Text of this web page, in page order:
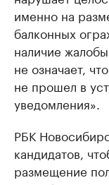
именно на
балконных
наличие
не означает,
не прошел в
уведомления».
РБК
кандидатов,
размещение